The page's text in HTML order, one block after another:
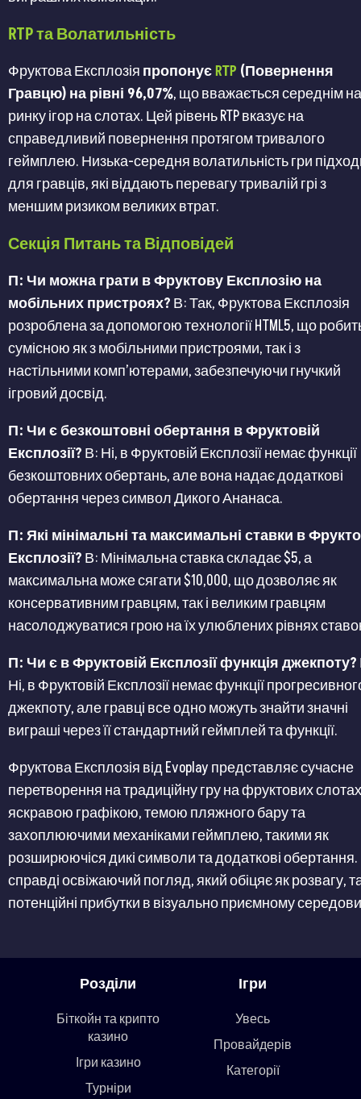
RTP та Волатильність
Фруктова Експлозія пропонуєRTP (Повернення
Гравцю) на рівні 96,07%, що вважається середнім на
ринку ігор на слотах. Цей рівень RTP вказує на
справедливий повернення протягом тривалого
геймплею. Низька-середня волатильність гри
для гравців, які віддають перевагу тривалій грі з
меншим ризиком великих втрат​​​​.
Секція Питань та Відповідей
П: Чи можна грати в Фруктову Експлозію на
мобільних пристроях? В: Так, Фруктова Експлозія
розроблена за допомогою технології HTML5, що
сумісною як з мобільними пристроями, так і з
настільними комп’ютерами, забезпечуючи гнучкий
ігровий досвід​​.
П: Чи є безкоштовні обертання в Фруктовій
Експлозії? В: Ні, в Фруктовій Експлозії немає функції
безкоштовних обертань, але вона надає додаткові
обертання через символ Дикого Ананаса​​.
П: Які мінімальні та максимальні ставки в
Експлозії? В: Мінімальна ставка складає $5, а
максимальна може сягати $10,000, що дозволяє як
консервативним гравцям, так і великим гравцям
насолоджуватися грою на їх улюблених рівнях
П: Чи є в Фруктовій Експлозії функція джекпоту?
Ні, в Фруктовій Експлозії немає функції
джекпоту, але гравці все одно можуть знайти значні
виграші через її стандартний геймплей та функції​​.
Фруктова Експлозія від Evoplay представляє сучасне
перетворення на традиційну гру на фруктових
яскравою графікою, темою пляжного бару та
захоплюючими механіками геймплею, такими як
розширюючіся дикі символи та додаткові
справді освіжаючий погляд, який обіцяє як розвагу,
потенційні прибутки в візуально приємному
Розділи
Біткойн та крипто
казино
Ігри казино
Турніри
Ігри
Увесь
Провайдерів
Категорії